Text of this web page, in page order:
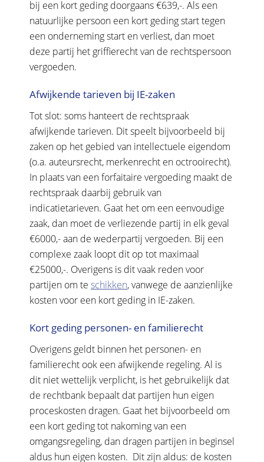
bij een kort geding doorgaans €639,-. Als een
natuurlijke persoon een kort geding start tegen
een onderneming start en verliest, dan moet
deze partij het griffierecht van de rechtspersoon
vergoeden.
Afwijkende tarieven bij IE-zaken
Tot slot: soms hanteert de rechtspraak
afwijkende tarieven. Dit speelt bijvoorbeeld bij
zaken op het gebied van intellectuele eigendom
(o.a. auteursrecht, merkenrecht en octrooirecht).
In plaats van een forfaitaire vergoeding maakt de
rechtspraak daarbij gebruik van
indicatietarieven. Gaat het om een eenvoudige
zaak, dan moet de verliezende partij in elk geval
€6000,- aan de wederpartij vergoeden. Bij een
complexe zaak loopt dit op tot maximaal
€25000,-. Overigens is dit vaak reden voor
partijen om te schikken, vanwege de aanzienlijke
kosten voor een kort geding in IE-zaken.
Kort geding personen- en familierecht
Overigens geldt binnen het personen- en
familierecht ook een afwijkende regeling. Al is
dit niet wettelijk verplicht, is het gebruikelijk dat
de rechtbank bepaalt dat partijen hun eigen
proceskosten dragen. Gaat het bijvoorbeeld om
een kort geding tot nakoming van een
omgangsregeling, dan dragen partijen in beginsel
aldus hun eigen kosten. Dit zijn aldus: de kosten